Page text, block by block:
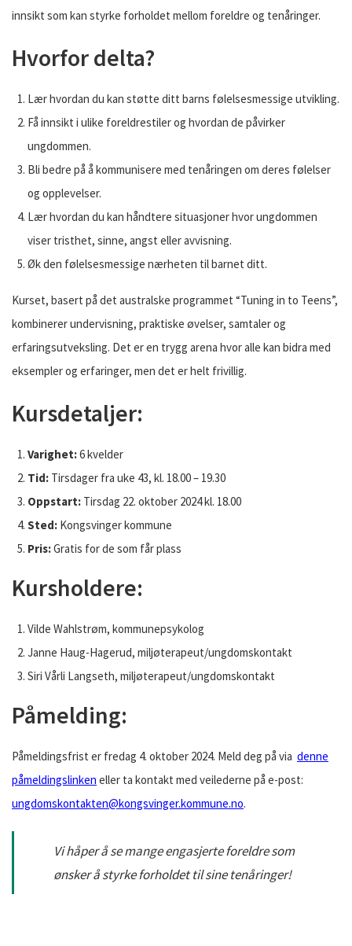
innsikt som kan styrke forholdet mellom foreldre og tenåringer.
Hvorfor delta?
Lær hvordan du kan støtte ditt barns følelsesmessige utvikling.
Få innsikt i ulike foreldrestiler og hvordan de påvirker
ungdommen.
Bli bedre på å kommunisere med tenåringen om deres følelser
og opplevelser.
Lær hvordan du kan håndtere situasjoner hvor ungdommen
viser tristhet, sinne, angst eller avvisning.
Øk den følelsesmessige nærheten til barnet ditt.
Kurset, basert på det australske programmet “Tuning in to Teens”,
kombinerer undervisning, praktiske øvelser, samtaler og
erfaringsutveksling. Det er en trygg arena hvor alle kan bidra med
eksempler og erfaringer, men det er helt frivillig.
Kursdetaljer:
Varighet:6 kvelder
Tid: Tirsdager fra uke 43, kl. 18.00 – 19.30
Oppstart: Tirsdag 22. oktober 2024 kl. 18.00
Sted: Kongsvinger kommune
Pris:Gratis for de som får plass
Kursholdere:
Vilde Wahlstrøm, kommunepsykolog
Janne Haug-Hagerud, miljøterapeut/ungdomskontakt
Siri Vårli Langseth, miljøterapeut/ungdomskontakt
Påmelding:
Påmeldingsfrist er fredag 4. oktober 2024. Meld deg på via denne
påmeldingslinken eller ta kontakt med veilederne på e-post:
ungdomskontakten@kongsvinger.kommune.no.
Vi håper å se mange engasjerte foreldre som
ønsker å styrke forholdet til sine tenåringer!